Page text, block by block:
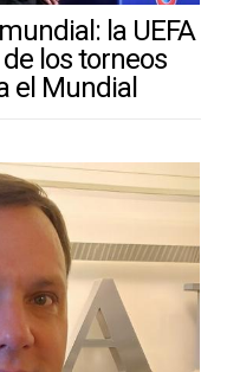
la UEFA
los torneos
el Mundial